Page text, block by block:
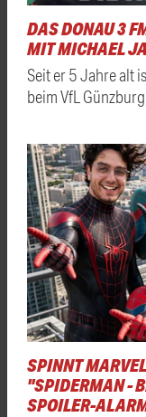
DAS DONAU 3
MIT MICHAEL
Seit er 5 Jahre alt
beim VfL
SPINNT
"SPIDERMAN -
SPOILER-